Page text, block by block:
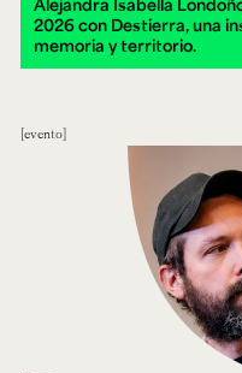
2026 con Destierra, una
memoria y territorio.
evento